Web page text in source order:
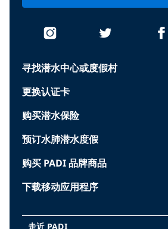
寻找潜水中心或度假村
更换认证卡
购买潜水保险
预订水肺潜水度假
购买 PADI 品牌商品
下载移动应用程序
走近 PADI